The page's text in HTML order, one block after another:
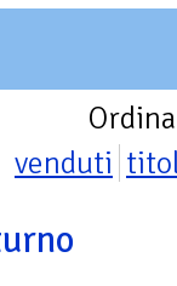
venduti